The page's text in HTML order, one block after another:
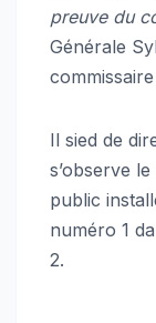
preuve du
Générale
Il sied de
s’observe
public
numéro 1
2.